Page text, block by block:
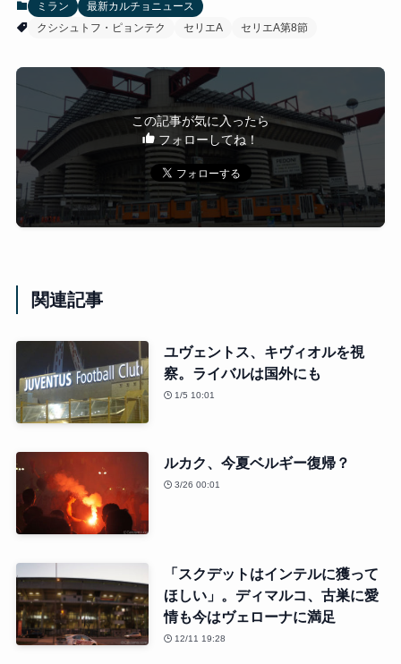
ミラン
最新カルチョニュース
クシシュトフ・ピョンテク
セリエA セリエA第8節
この記事が気に入ったら
フォローしてね！
関連記事
ユヴェントス、キヴィオルを視
察。ライバルは国外にも
1/5 10:01
ルカク、今夏ベルギー復帰？
3/26 00:01
「スクデットはインテルに獲って
ほしい」。ディマルコ、古巣に愛
情も今はヴェローナに満足
12/11 19:28